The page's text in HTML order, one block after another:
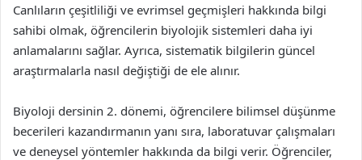
Canlıların çeşitliliği ve evrimsel geçmişleri hakkında bilgi
sahibi olmak, öğrencilerin biyolojik sistemleri daha iyi
anlamalarını sağlar. Ayrıca, sistematik bilgilerin güncel
araştırmalarla nasıl değiştiği de ele alınır.
Biyoloji dersinin 2. dönemi, öğrencilere bilimsel düşünme
becerileri kazandırmanın yanı sıra, laboratuvar çalışmaları
ve deneysel yöntemler hakkında da bilgi verir. Öğrenciler,